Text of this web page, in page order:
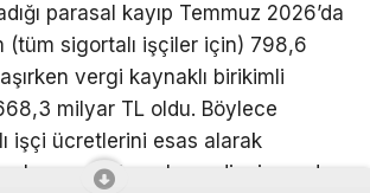
parasal kayıp Temmuz 2026’da
(tüm sigortalı işçiler için) 798,6
vergi kaynaklı birikimli
milyar TL oldu. Böylece
işçi ücretlerini esas alarak
göre yılın yedinci ayında